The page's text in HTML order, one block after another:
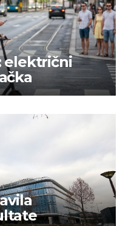
električni